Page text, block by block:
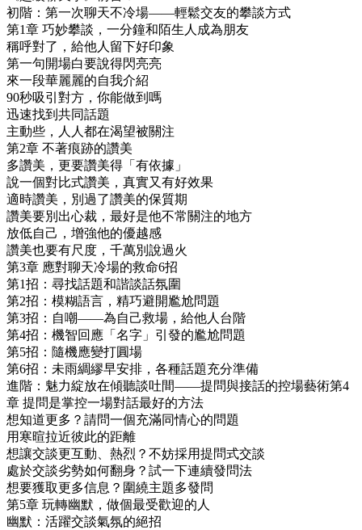
初階：第一次聊天不冷場——輕鬆交友的攀談方式
第1章 巧妙攀談，一分鐘和陌生人成為朋友
稱呼對了，給他人留下好印象
第一句開場白要說得閃亮亮
來一段華麗麗的自我介紹
90秒吸引對方，你能做到嗎
迅速找到共同話題
主動些，人人都在渴望被關注
第2章 不著痕跡的讚美
多讚美，更要讚美得「有依據」
說一個對比式讚美，真實又有好效果
適時讚美，別過了讚美的保質期
讚美要別出心裁，最好是他不常關注的地方
放低自己，增強他的優越感
讚美也要有尺度，千萬別說過火
第3章 應對聊天冷場的救命6招
第1招：尋找話題和諧談話氛圍
第2招：模糊語言，精巧避開尷尬問題
第3招：自嘲——為自己救場，給他人台階
第4招：機智回應「名字」引發的尷尬問題
第5招：隨機應變打圓場
第6招：未雨綢繆早安排，各種話題充分準備
進階：魅力綻放在傾聽談吐間——提問與接話的控場藝術第4
章 提問是掌控一場對話最好的方法
想知道更多？請問一個充滿同情心的問題
用寒暄拉近彼此的距離
想讓交談更互動、熱烈？不妨採用提問式交談
處於交談劣勢如何翻身？試一下連續發問法
想要獲取更多信息？圍繞主題多發問
第5章 玩轉幽默，做個最受歡迎的人
幽默：活躍交談氣氛的絕招